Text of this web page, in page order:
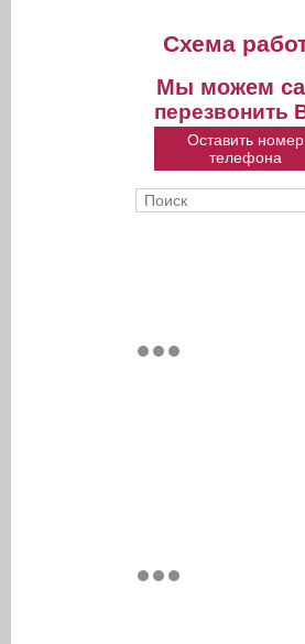
Схема
Мы можем
перезвонить
Оставить номер
телефона
Форма поиска
Поиск